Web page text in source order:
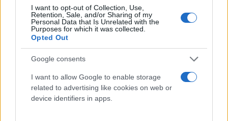
I want to opt-out of Collection, Use,
Retention, Sale, and/or Sharing of my
Personal Data that Is Unrelated with the
Purposes for which it was collected.
Opted Out
Google consents
I want to allow Google to enable storage
related to advertising like cookies on web or
device identifiers in apps.
στο τμήμα αυτής μεταξύ της οδού Σπ.
Μερκούρη και Λ. Βασ. Σοφίας, ρεύμα
κυκλοφορίας προς Λ. Κηφισίας και στις
καθέτους αυτής μέχρι την πρώτη
παράλληλη οδό.
Ηρ. Αττικού, σε όλο το μήκος της και στις
καθέτους αυτής μέχρι την πρώτη
παράλληλη οδό.